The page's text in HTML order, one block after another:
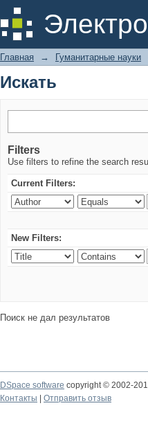
Искать
Главная → Гуманитарные науки
Искать
Filters
Use filters to refine the search
Current Filters:
New Filters:
Поиск не дал результатов
DSpace software copyright © 2002-
Контакты
Отправить отзыв